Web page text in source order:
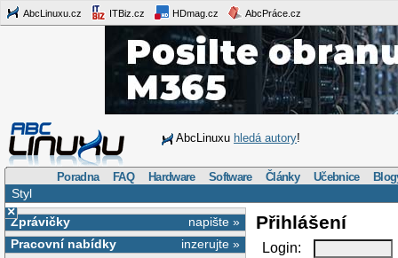
AbcLinuxu.cz ITBiz.cz HDmag.cz AbcPráce.cz
AbcLinuxu hledá autory!
Poradna FAQ Hardware Software Články Učebnice
Styl
×
napište »
Zprávičky
inzerujte »
Pracovní nabídky
Přihlášení
Login: